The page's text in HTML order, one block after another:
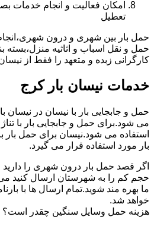
تعطیل
حمل بار بین شهری و درون
حمل و نقل اسباب و اثاثیه منزل،بسته
کارگرانی زبده و متعهد را فقط از نیسان
خدمات نیسان بار کرج
حمل و جابجایی بار با نیسان در نیسان
استفاده می شود.نیسان برای حمل بار
بار مورد استفاده قرار می گیرد.
اگر قصد حمل بار درون شهری را دارید و
حجم کم را به شهرستان ارسال کنید می
ما بهره مند شوید.تمام ارسال ها با
خواهد شد.
هزینه حمل وسایل سنگین چقدر است؟